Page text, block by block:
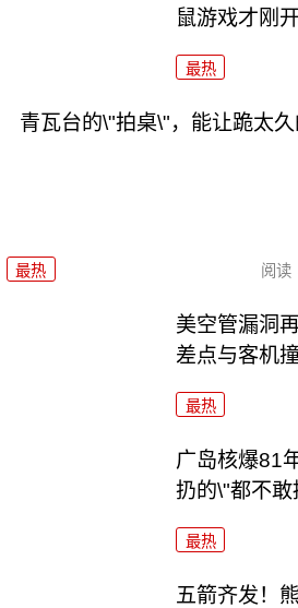
鼠游戏才刚
最热
青瓦台的\"拍桌\"，能让跪太久
最热 阅读
美空管漏洞
差点与客机
最热
广岛核爆81
扔的\"都不敢
最热
五箭齐发！